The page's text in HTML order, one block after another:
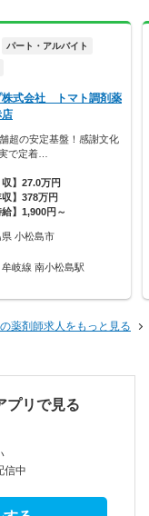
パート・アルバイト
株式会社 トマト調剤薬
超の安定基盤！感謝文化
で定着…
収】27.0万円
収】378万円
給】1,900円～
県 小松島市
牟岐線 南小松島駅
薬剤師求人をもっと見る
プリで見る
信中